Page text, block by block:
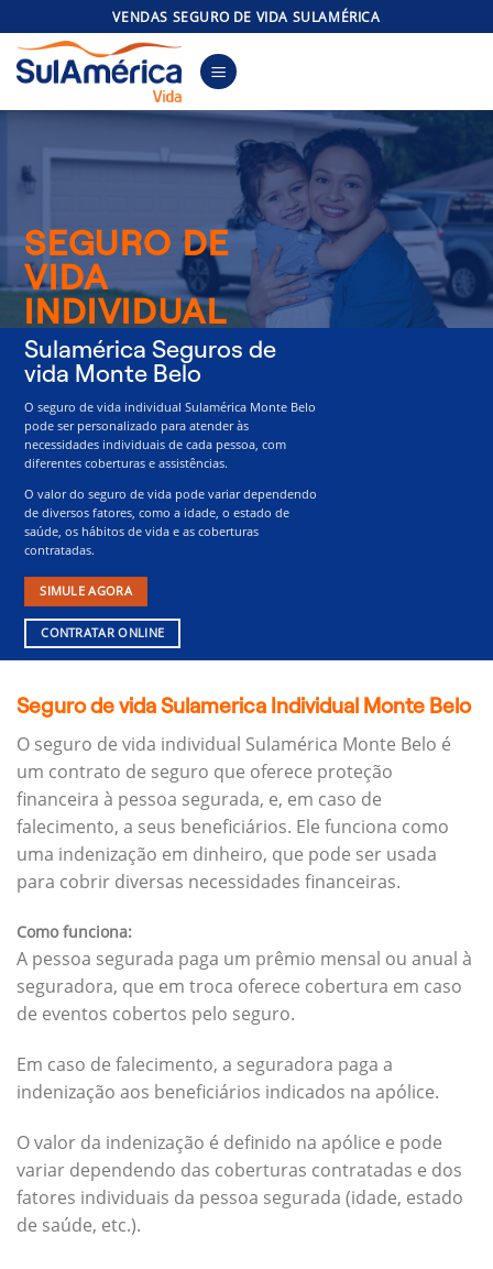
to
content
VENDAS SEGURO DE VIDA SULAMÉRICA
SEGURO DE
VIDA
INDIVIDUAL
Sulamérica Seguros de
vida Monte Belo
O seguro de vida individual Sulamérica Monte Belo
pode ser personalizado para atender às
necessidades individuais de cada pessoa, com
diferentes coberturas e assistências.
O valor do seguro de vida pode variar dependendo
de diversos fatores, como a idade, o estado de
saúde, os hábitos de vida e as coberturas
contratadas.
SIMULE AGORA
CONTRATAR ONLINE
Seguro de vida Sulamerica Individual Monte Belo
O seguro de vida individual Sulamérica Monte Belo é
um contrato de seguro que oferece proteção
financeira à pessoa segurada, e, em caso de
falecimento, a seus beneficiários. Ele funciona como
uma indenização em dinheiro, que pode ser usada
para cobrir diversas necessidades financeiras.
Como funciona:
A pessoa segurada paga um prêmio mensal ou anual à
seguradora, que em troca oferece cobertura em caso
de eventos cobertos pelo seguro.
Em caso de falecimento, a seguradora paga a
indenização aos beneficiários indicados na apólice.
O valor da indenização é definido na apólice e pode
variar dependendo das coberturas contratadas e dos
fatores individuais da pessoa segurada (idade, estado
de saúde, etc.).